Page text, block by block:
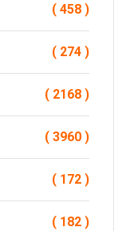
( 458 )
( 274 )
( 2168 )
( 3960 )
( 172 )
( 182 )